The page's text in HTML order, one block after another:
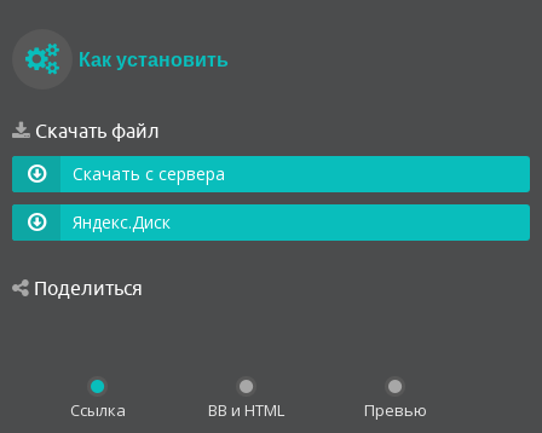
Как установить
Скачать файл
Скачать с сервера
Яндекс.Диск
Поделиться
Ссылка BB и HTML Превью